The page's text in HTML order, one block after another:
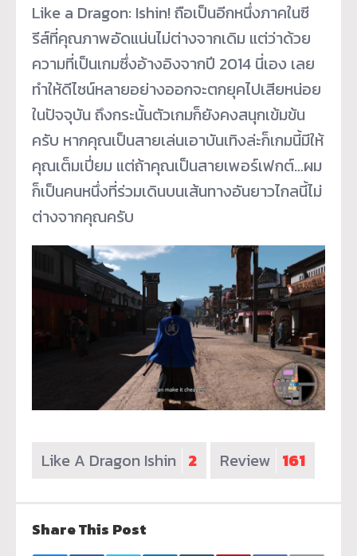
Like a Dragon: Ishin! ถือเป็นอีกหนึ่งภาคในซี
รีส์ที่คุณภาพอัดแน่นไม่ต่างจากเดิม แต่ว่าด้วย
ความที่เป็นเกมซึ่งอ้างอิงจากปี 2014 นี่เอง เลย
ทำให้ดีไซน์หลายอย่างออกจะตกยุคไปเสียหน่อย
ในปัจจุบัน ถึงกระนั้นตัวเกมก็ยังคงสนุกเข้มข้น
ครับ หากคุณเป็นสายเล่นเอาบันเทิงล่ะก็เกมนี้มีให้
คุณเต็มเปี่ยม แต่ถ้าคุณเป็นสายเพอร์เฟกต์…ผม
ก็เป็นคนหนึ่งที่ร่วมเดินบนเส้นทางอันยาวไกลนี้ไม่
ต่างจากคุณครับ
Like A Dragon Ishin 2 Review 161
Share This Post